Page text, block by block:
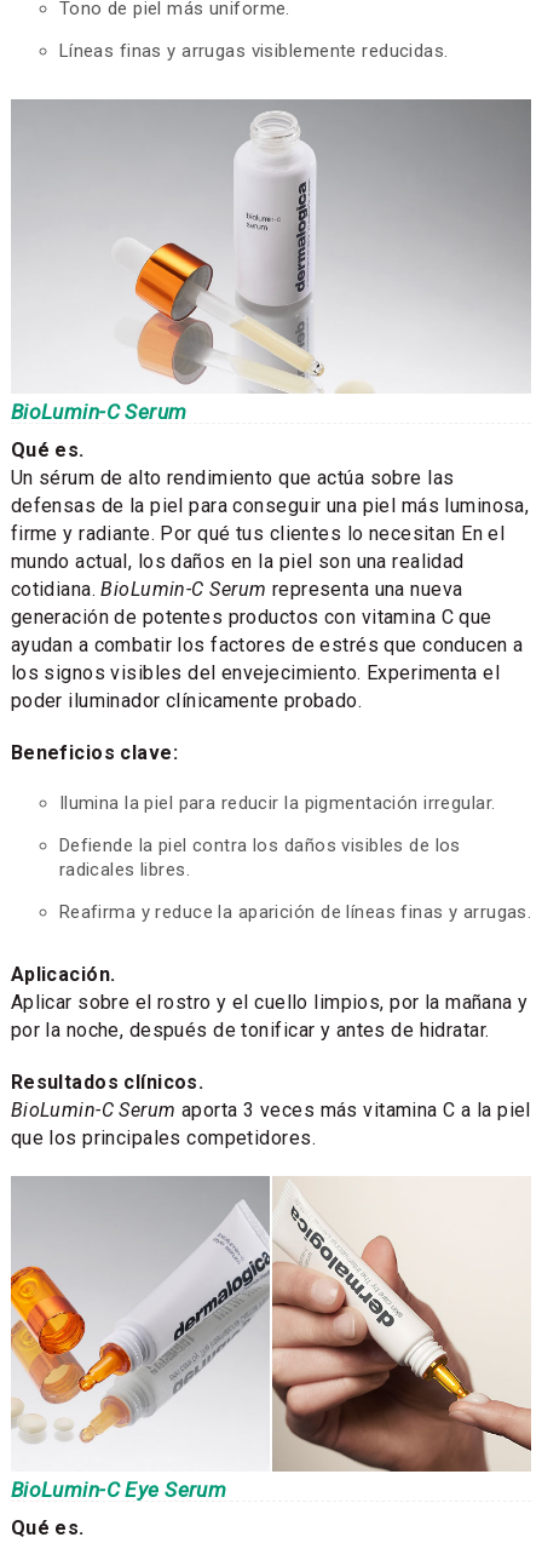
Tono de piel más uniforme.
Líneas finas y arrugas visiblemente reducidas.
BioLumin-C Serum
Qué es.
Un sérum de alto rendimiento que actúa sobre las
defensas de la piel para conseguir una piel más luminosa,
firme y radiante. Por qué tus clientes lo necesitan En el
mundo actual, los daños en la piel son una realidad
cotidiana.BioLumin-C Serum representa una nueva
generación de potentes productos con vitamina C que
ayudan a combatir los factores de estrés que conducen a
los signos visibles del envejecimiento. Experimenta el
poder iluminador clínicamente probado.
Beneficios clave:
Ilumina la piel para reducir la pigmentación irregular.
Defiende la piel contra los daños visibles de los
radicales libres.
Reafirma y reduce la aparición de líneas finas y arrugas.
Aplicación.
Aplicar sobre el rostro y el cuello limpios, por la mañana y
por la noche, después de tonificar y antes de hidratar.
Resultados clínicos.
BioLumin-C Serum aporta 3 veces más vitamina C a la piel
que los principales competidores.
BioLumin-C Eye Serum
Qué es.